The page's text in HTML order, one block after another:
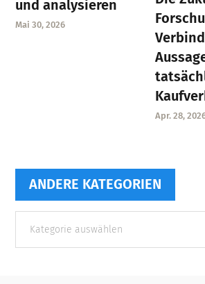
und analysieren
Mai 30, 2026
Apr. 28,
ANDERE KATEGORIEN
Kategorien